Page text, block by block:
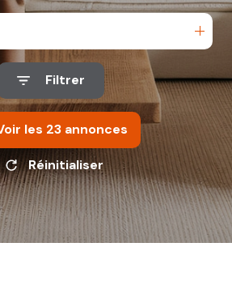
Filtrer
les 23annonces
Réinitialiser